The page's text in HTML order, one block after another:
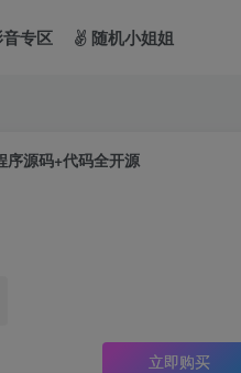
专区 随机小姐姐
序源码+代码全开源
立即购买